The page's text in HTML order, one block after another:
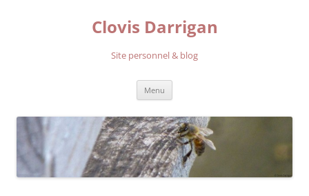
Clovis Darrigan
Site personnel & blog
Menu